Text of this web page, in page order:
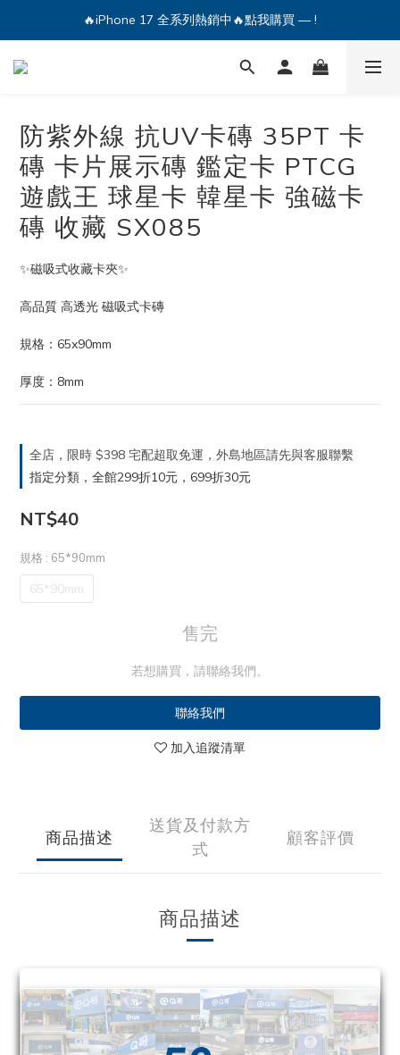
🔥iPhone 17 全系列熱銷中🔥點我購買 — !
🔥iPhone 17 全系列熱銷中🔥點我購買 — !
💕加入Q哥 Line 新好友領優惠券！🎫
防紫外線 抗UV卡磚 35PT 卡
磚 卡片展示磚 鑑定卡 PTCG
遊戲王 球星卡 韓星卡 強磁卡
磚 收藏 SX085
✨磁吸式收藏卡夾✨
高品質 高透光 磁吸式卡磚
規格：65x90mm
厚度：8mm
全店，限時 $398 宅配超取免運，外島地區請先與客服聯繫
指定分類，全館299折10元，699折30元
NT$40
規格 : 65*90mm
65*90mm
售完
若想購買，請聯絡我們。
聯絡我們
加入追蹤清單
商品描述
送貨及付款方
式
顧客評價
商品描述